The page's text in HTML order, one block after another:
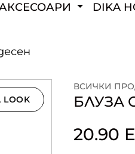
АКСЕСОАРИ DIKA
LOOK
ВСИЧКИ
БЛУЗА
20.90